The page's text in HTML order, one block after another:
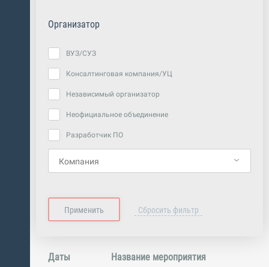
Организатор
ВУЗ/СУЗ
Консалтинговая компания/УЦ
Независимый организатор
Неофициальное объединение
Разработчик ПО
Даты Название мероприятия